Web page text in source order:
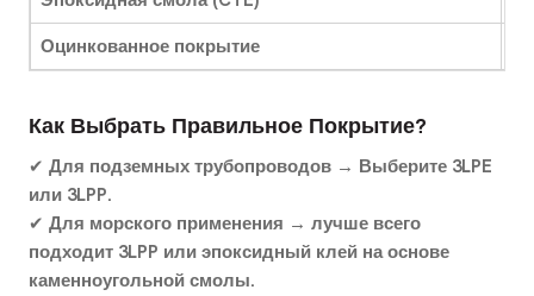
Оцинкованное покрытие
Как Выбрать Правильное Покрытие?
✔ Для подземных трубопроводов → Выберите 3LPE
или 3LPP.
✔ Для морского применения → лучше всего
подходит 3LPP или эпоксидный клей на основе
каменноугольной смолы.